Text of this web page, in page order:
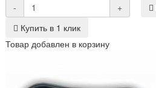
-
+
Купить в 1 клик
Товар добавлен в корзину